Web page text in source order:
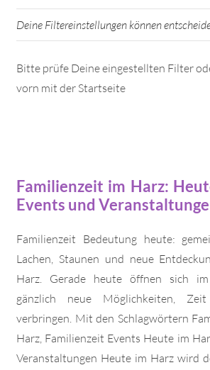
Deine Filtereinstellungen können
Bitte prüfe Deine eingestellten Filter
vorn mit der Startseite
Familienzeit im Harz:
Events und
Familienzeit Bedeutung heute:
Lachen, Staunen und neue
Harz. Gerade heute öffnen sich
gänzlich neue Möglichkeiten,
verbringen. Mit den Schlagwörtern
Harz, Familienzeit Events Heute im
Veranstaltungen Heute im Harz wird